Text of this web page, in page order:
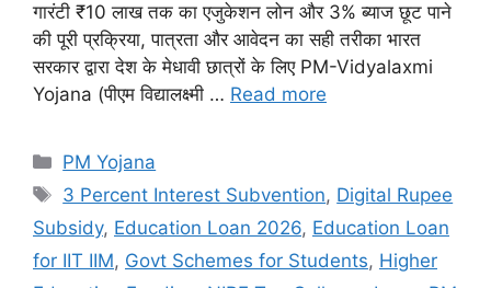
गारंटी ₹10 लाख तक का एजुकेशन लोन और 3% ब्याज छूट पाने
की पूरी प्रक्रिया, पात्रता और आवेदन का सही तरीका भारत
सरकार द्वारा देश के मेधावी छात्रों के लिए PM-Vidyalaxmi
Yojana (पीएम विद्यालक्ष्मी … Read more
Categories
PM Yojana
Tags
3 Percent Interest Subvention, Digital Rupee
Subsidy, Education Loan 2026, Education Loan
for IIT IIM, Govt Schemes for Students, Higher